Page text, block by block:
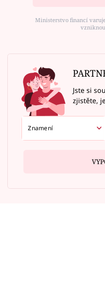
Ministerstvo financí
Jste si
zjistěte,